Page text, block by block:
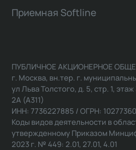
Приемная Softline
ПУБЛИЧНОЕ АКЦИОНЕРНОЕ
г. Москва, вн.тер. г.
ул Льва Толстого, д. 5, стр. 1,
2А (А311)
ИНН: 7736227885 / ОГРН:
Коды видов деятельности в
утвержденному Приказом
2023 г. № 449: 2.01, 27.01, 4.01